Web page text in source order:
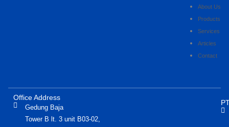
About Us
Products
Services
Articles
Contact
Office Address
Gedung Baja
Tower B lt. 3 unit B03-02,